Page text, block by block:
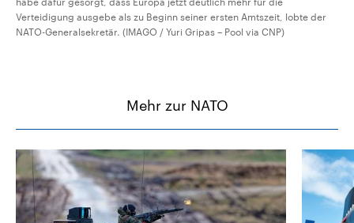
Verteidigung ausgebe als zu Beginn seiner ersten Amtszeit, lobte der
NATO-Generalsekretär. (IMAGO / Yuri Gripas – Pool via CNP)
Mehr zur NATO